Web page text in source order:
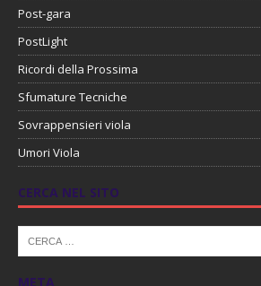
Post-gara
PostLight
Ricordi della Prossima
Sfumature Tecniche
Sovrappensieri viola
Umori Viola
CERCA NEL SITO
META